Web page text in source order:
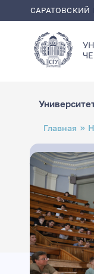
содержанию
Строка
навигации
Главная